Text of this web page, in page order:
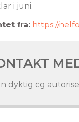
i juni.
fra: https://
dyktig og